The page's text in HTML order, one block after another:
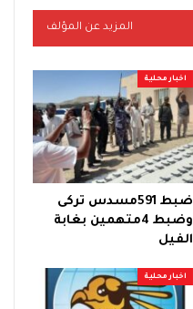
المزيد عن المؤلف
اخبار محلية
ضبط 591مسدس تركى
وضبط 4متهمين بغابة
الفيل
اخبار محلية